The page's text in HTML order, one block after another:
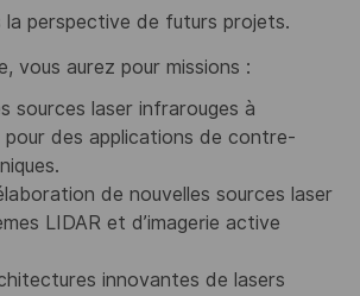
perspective de futurs projets.
vous aurez pour missions :
sources laser infrarouges à
des applications de contre-
de nouvelles sources laser
LIDAR et d’imagerie active
innovantes de lasers